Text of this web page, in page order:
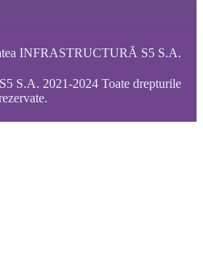
INFRASTRUCTURĂ S5 S.A.
S.A. 2021-2024 Toate drepturile